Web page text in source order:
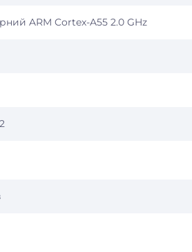
ARM Cortex-A55 2.0 GHz